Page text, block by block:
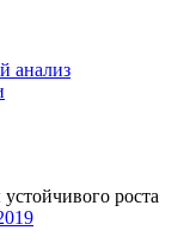
анализ
роста